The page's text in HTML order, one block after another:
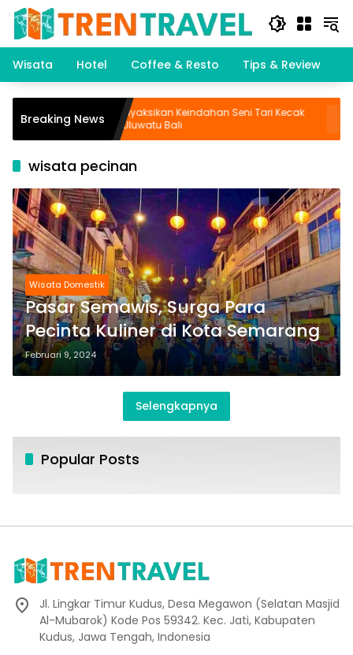
Langsung
konten
Wisata
Hotel Coffee & Resto Tips & Review
Breaking NewsMenyaksikan Keindahan Seni Tari Kecak
di Uluwatu Bali
wisata pecinan
Wisata Domestik
Pasar Semawis, Surga Para
Pecinta Kuliner di Kota Semarang
Februari 9, 2024
Selengkapnya
Popular Posts
Jl. Lingkar Timur Kudus, Desa Megawon (Selatan Masjid
Al-Mubarok) Kode Pos 59342. Kec. Jati, Kabupaten
Kudus, Jawa Tengah, Indonesia